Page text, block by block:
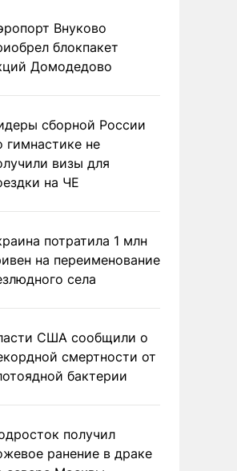
Внуково
блокпакет
Домодедово
сборной России
гимнастике не
визы для
на ЧЕ
потратила 1 млн
на переименование
села
США сообщили о
смертности от
бактерии
получил
ранение в драке